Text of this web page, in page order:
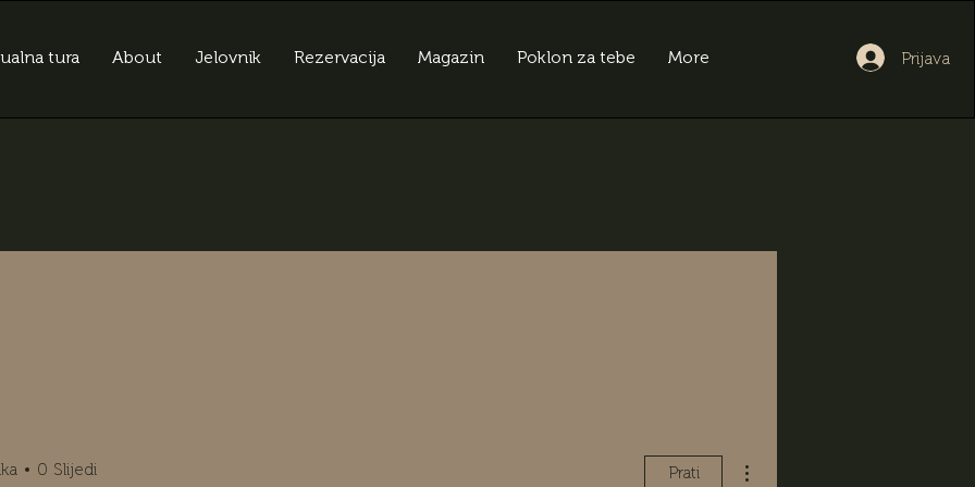
tura About Jelovnik Rezervacija Magazin Poklon za tebe More Prijava
0 Slijedi Prati